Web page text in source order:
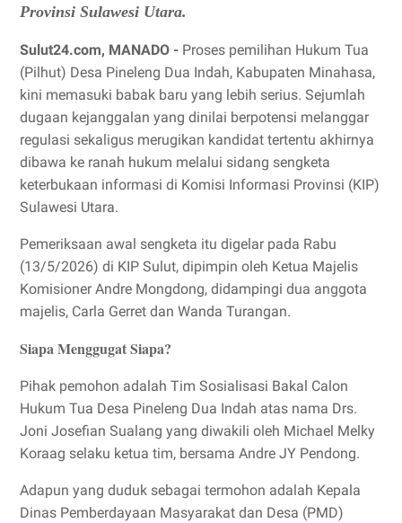
Provinsi Sulawesi Utara.
Sulut24.com, MANADO - Proses pemilihan Hukum Tua
(Pilhut) Desa Pineleng Dua Indah, Kabupaten Minahasa,
kini memasuki babak baru yang lebih serius. Sejumlah
dugaan kejanggalan yang dinilai berpotensi melanggar
regulasi sekaligus merugikan kandidat tertentu akhirnya
dibawa ke ranah hukum melalui sidang sengketa
keterbukaan informasi di Komisi Informasi Provinsi (KIP)
Sulawesi Utara.
Pemeriksaan awal sengketa itu digelar pada Rabu
(13/5/2026) di KIP Sulut, dipimpin oleh Ketua Majelis
Komisioner Andre Mongdong, didampingi dua anggota
majelis, Carla Gerret dan Wanda Turangan.
Siapa Menggugat Siapa?
Pihak pemohon adalah Tim Sosialisasi Bakal Calon
Hukum Tua Desa Pineleng Dua Indah atas nama Drs.
Joni Josefian Sualang yang diwakili oleh Michael Melky
Koraag selaku ketua tim, bersama Andre JY Pendong.
Adapun yang duduk sebagai termohon adalah Kepala
Dinas Pemberdayaan Masyarakat dan Desa (PMD)